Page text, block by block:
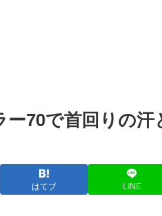
ー70で首回りの
はてブ LINE